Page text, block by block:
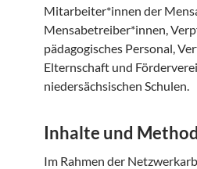
Mitarbeiter*innen der
Mensabetreiber*innen,
pädagogisches Personal,
Elternschaft und
niedersächsischen Schulen.
Inhalte und
Im Rahmen der